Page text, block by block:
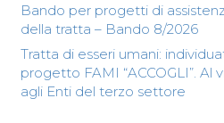
Bando per progetti di
della tratta – Bando 8/2026
Tratta di esseri umani:
progetto FAMI “ACCOGLI”. Al
agli Enti del terzo settore